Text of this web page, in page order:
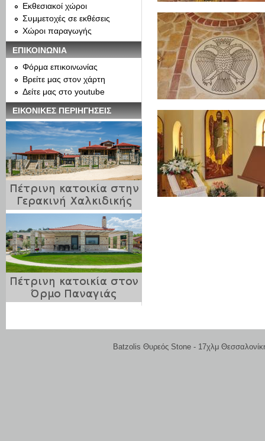
Εκθεσιακοί χώροι
Συμμετοχές σε εκθέσεις
Χώροι παραγωγής
ΕΠΙΚΟΙΝΩΝΙΑ
Φόρμα επικοινωνίας
Βρείτε μας στον χάρτη
Δείτε μας στο youtube
ΕΙΚΟΝΙΚΕΣ ΠΕΡΙΗΓΗΣΕΙΣ
Batzolis Θυρεός Stone - 17χλμ